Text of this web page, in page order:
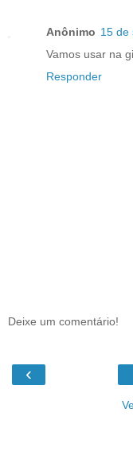
Anônimo 15 de
Vamos usar na
Responder
Deixe um comentário!
‹